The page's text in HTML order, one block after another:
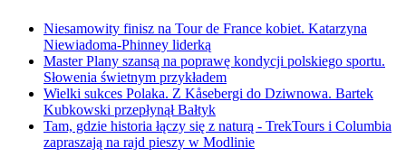
Niesamowity finisz na Tour de France kobiet. Katarzyna
Niewiadoma-Phinney liderką
Master Plany szansą na poprawę kondycji polskiego sportu.
Słowenia świetnym przykładem
Wielki sukces Polaka. Z Kåsebergi do Dziwnowa. Bartek
Kubkowski przepłynął Bałtyk
Tam, gdzie historia łączy się z naturą - TrekTours i Columbia
zapraszają na rajd pieszy w Modlinie